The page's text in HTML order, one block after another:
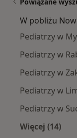
W pobliżu
Pediatrzy w
Pediatrzy w
Pediatrzy w
Pediatrzy w
Pediatrzy w
Więcej (14)